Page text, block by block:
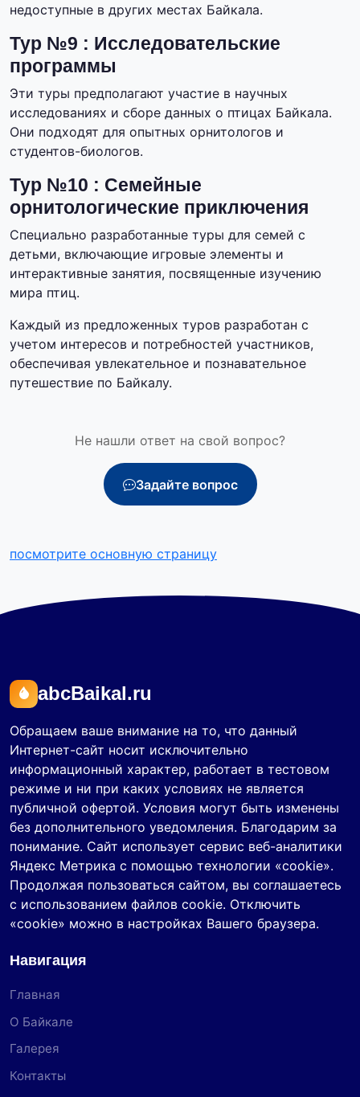
недоступные в других местах Байкала.
Тур №9 : Исследовательские
программы
Эти туры предполагают участие в научных
исследованиях и сборе данных о птицах Байкала.
Они подходят для опытных орнитологов и
студентов-биологов.
Тур №10 : Семейные
орнитологические приключения
Специально разработанные туры для семей с
детьми, включающие игровые элементы и
интерактивные занятия, посвященные изучению
мира птиц.
Каждый из предложенных туров разработан с
учетом интересов и потребностей участников,
обеспечивая увлекательное и познавательное
путешествие по Байкалу.
Не нашли ответ на свой вопрос?
Задайте вопрос
посмотрите основную страницу
abcBaikal.ru
Обращаем ваше внимание на то, что данный
Интернет-сайт носит исключительно
информационный характер, работает в тестовом
режиме и ни при каких условиях не является
публичной офертой. Условия могут быть изменены
без дополнительного уведомления. Благодарим за
понимание. Сайт использует сервис веб-аналитики
Яндекс Метрика с помощью технологии «cookie».
Продолжая пользоваться сайтом, вы соглашаетесь
с использованием файлов cookie. Отключить
«cookie» можно в настройках Вашего браузера.
Навигация
Главная
О Байкале
Галерея
Контакты